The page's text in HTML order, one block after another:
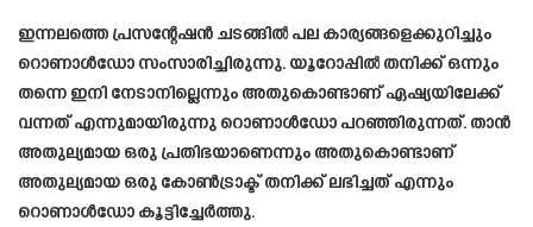
ഇന്നലത്തെ പ്രസന്റേഷൻ ചടങ്ങിൽ പല കാര്യങ്ങളെക്കുറിച്ചും
റൊണാൾഡോ സംസാരിച്ചിരുന്നു. യൂറോപ്പിൽ തനിക്ക് ഒന്നും
തന്നെ ഇനി നേടാനില്ലെന്നും അതുകൊണ്ടാണ് ഏഷ്യയിലേക്ക്
വന്നത് എന്നുമായിരുന്നു റൊണാൾഡോ പറഞ്ഞിരുന്നത്. താൻ
അതുല്യമായ ഒരു പ്രതിഭയാണെന്നും അതുകൊണ്ടാണ്
അതുല്യമായ ഒരു കോൺട്രാക്ട് തനിക്ക് ലഭിച്ചത് എന്നും
റൊണാൾഡോ കൂട്ടിച്ചേർത്തു.